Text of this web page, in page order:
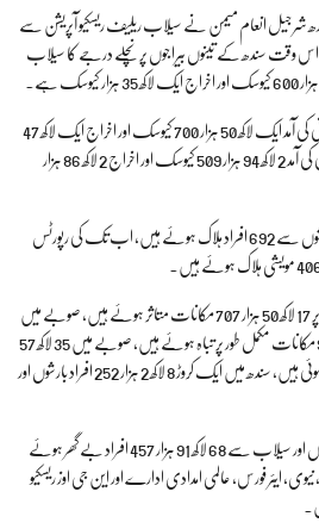
انعام میمن نے سیلاب ریلیف ریسکیو آپریشن سے
اس وقت سندھ کے تینوں بیراجوں پر نچلے درجے کا سیلاب
شرجیل میمن نے کہ کہ سکھر بیراج پر پانی کی آمد ایک لاکھ 50 ہزار 700 کیوسک اور اخراج ایک لاکھ 47
ہزار کیوسک ہے جبکہ کوٹری بیراج پر پانی کی آمد 2 لاکھ 94 ہزار 509 کیوسک اور اخراج 2 لاکھ 86 ہزار
ان کا کہنا تھا کہ سندھ میں سیلاب اور بارشوں سے 692 افراد ہلاک ہوئے ہیں، اب تک کی رپورٹس
انہوں نے کہا کہ صوبے میں مجموعی طور پر 17 لاکھ 50 ہزار 707 مکانات متاثر ہوئے ہیں، صوبے میں
سیلاب اور بارشوں سے 7 لاکھ 3 ہزار 986 مکانات مکمل طور پر تباہ ہوئے ہیں، صوبے میں 35 لاکھ 57
ہزار 711 ایکڑ اراضی پر کھڑی فصلیں تباہ ہوئی ہیں، سندھ میں ایک کروڑ 8 لاکھ 2 ہزار 252 افراد بارشوں اور
وزیر اطلاعات سندھ نے کہا کہ حالیہ بارشوں اور سیلاب سے 68 لاکھ 91 ہزار 457 افراد بے گھر ہوئے
ایئر فورس، عالمی امدادی ادارے اور این جی اوز ریسکیو